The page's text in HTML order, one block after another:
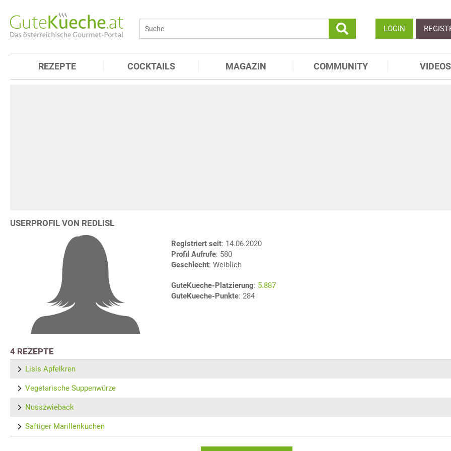
LOGIN
REZEPTE COCKTAILS MAGAZIN COMMUNITY VIDEOS
USERPROFIL VON REDLISL
Registriert seit: 14.06.2020
Profil Aufrufe: 580
Geschlecht: Weiblich
GuteKueche-Platzierung: 5.887
GuteKueche-Punkte: 284
4 REZEPTE
Lisis Apfelkren
Vegetarische Suppenwürze
Nusszwieback
Saftiger Marillenkuchen